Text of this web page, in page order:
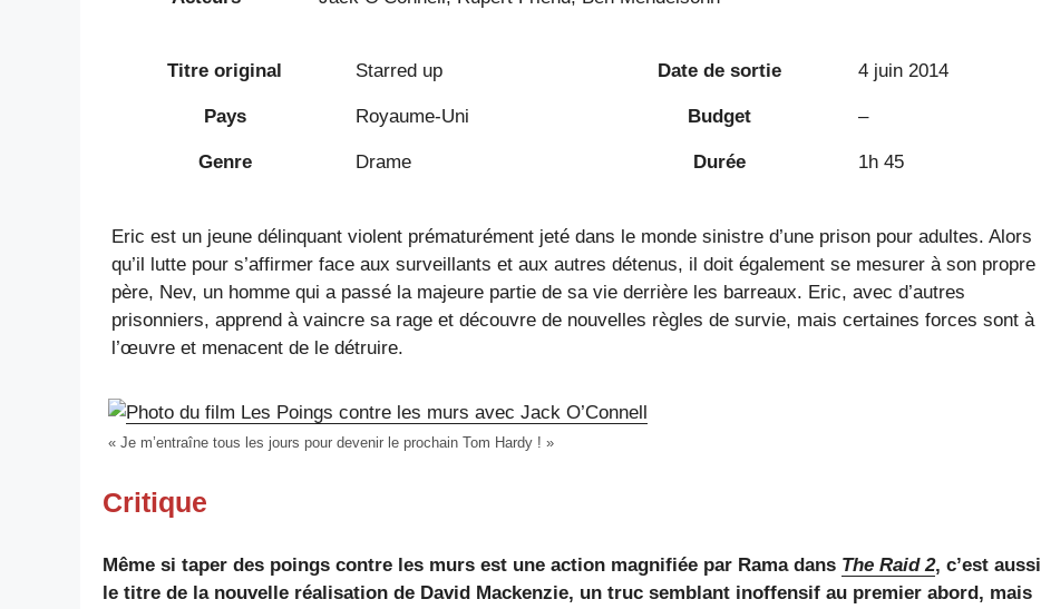
Titre original Starred up Date de sortie 4 juin 2014
Pays Royaume-Uni Budget –
Genre Drame Durée 1h 45
Eric est un jeune délinquant violent prématurément jeté dans le monde sinistre d’une prison pour adultes. Alors
qu’il lutte pour s’affirmer face aux surveillants et aux autres détenus, il doit également se mesurer à son propre
père, Nev, un homme qui a passé la majeure partie de sa vie derrière les barreaux. Eric, avec d’autres
prisonniers, apprend à vaincre sa rage et découvre de nouvelles règles de survie, mais certaines forces sont à
l’œuvre et menacent de le détruire.
« Je m’entraîne tous les jours pour devenir le prochain Tom Hardy ! »
Critique
Même si taper des poings contre les murs est une action magnifiée par Rama dans The Raid 2, c’est aussi
le titre de la nouvelle réalisation de David Mackenzie, un truc semblant inoffensif au premier abord, mais